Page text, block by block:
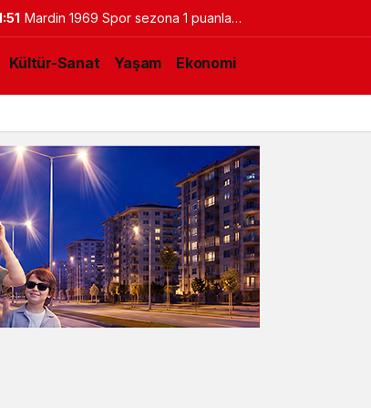
Mardin 1969 Spor sezona 1 puanla
başladı: 0-0
Kültür-Sanat Yaşam Ekonomi